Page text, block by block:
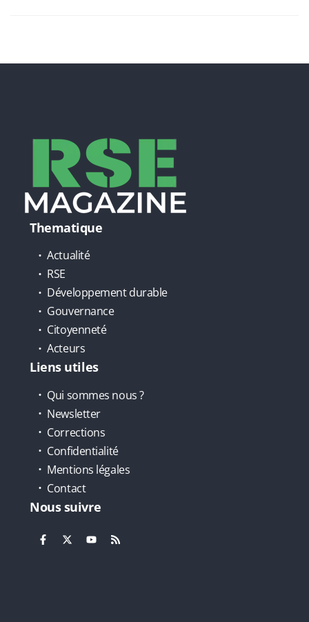
Thematique
Actualité
RSE
Développement durable
Gouvernance
Citoyenneté
Acteurs
Liens utiles
Qui sommes nous ?
Newsletter
Corrections
Confidentialité
Mentions légales
Contact
Nous suivre